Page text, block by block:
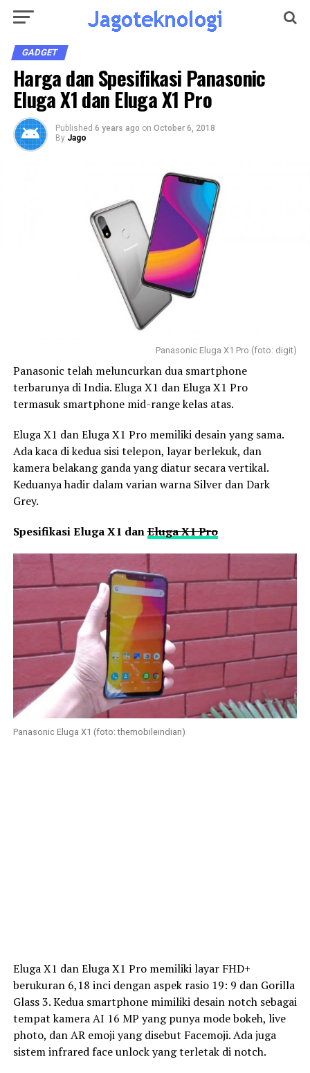
GADGET
Harga dan Spesifikasi Panasonic
Eluga X1 dan Eluga X1 Pro
Published 6 years ago on October 6, 2018
By Jago
Panasonic Eluga X1 Pro (foto: digit)
Panasonic telah meluncurkan dua smartphone
terbarunya di India. Eluga X1 dan Eluga X1 Pro
termasuk smartphone mid-range kelas atas.
Eluga X1 dan Eluga X1 Pro memiliki desain yang sama.
Ada kaca di kedua sisi telepon, layar berlekuk, dan
kamera belakang ganda yang diatur secara vertikal.
Keduanya hadir dalam varian warna Silver dan Dark
Grey.
Spesifikasi Eluga X1 danEluga X1 Pro
Panasonic Eluga X1 (foto: themobileindian)
Eluga X1 dan Eluga X1 Pro memiliki layar FHD+
berukuran 6,18 inci dengan aspek rasio 19: 9 dan Gorilla
Glass 3. Kedua smartphone mimiliki desain notch sebagai
tempat kamera AI 16 MP yang punya mode bokeh, live
photo, dan AR emoji yang disebut Facemoji. Ada juga
sistem infrared face unlock yang terletak di notch.